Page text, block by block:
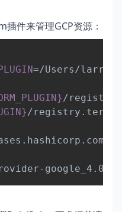
件来管理GCP资源：
=
/